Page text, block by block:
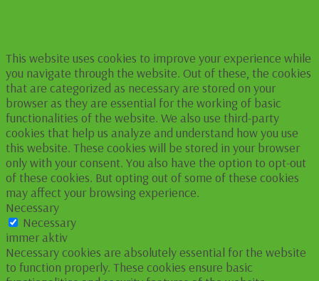
This website uses cookies to improve your experience while
you navigate through the website. Out of these, the cookies
that are categorized as necessary are stored on your
browser as they are essential for the working of basic
functionalities of the website. We also use third-party
cookies that help us analyze and understand how you use
this website. These cookies will be stored in your browser
only with your consent. You also have the option to opt-out
of these cookies. But opting out of some of these cookies
may affect your browsing experience.
Necessary
Necessary
immer aktiv
Necessary cookies are absolutely essential for the website
to function properly. These cookies ensure basic